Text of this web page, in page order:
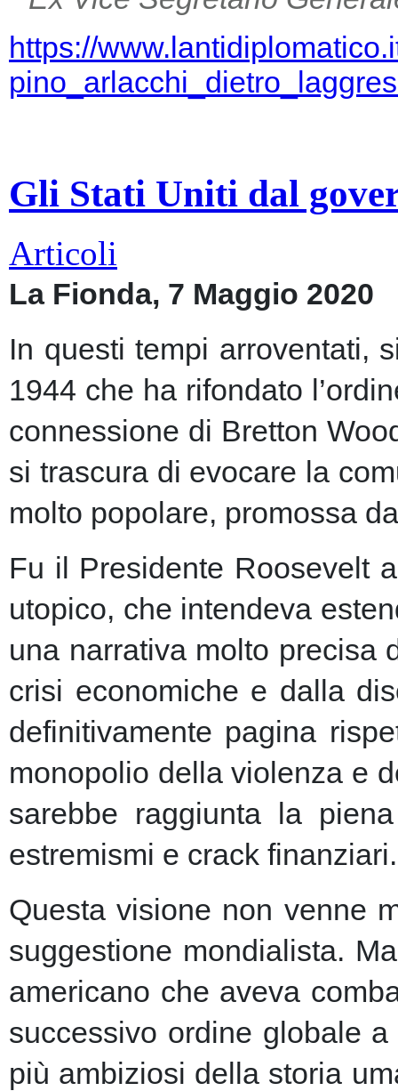
https://
Gli Stati Uniti dal
Articoli
La Fionda, 7 Maggio 2020
In questi tempi arroventati,
1944 che ha rifondato
connessione di Bretton
si trascura di evocare la
molto popolare, promossa
Fu il Presidente Roosevelt
utopico, che intendeva
una narrativa molto precisa
crisi economiche e dalla
definitivamente pagina
monopolio della violenza e
sarebbe raggiunta la
estremismi e crack finanziari.
Questa visione non venne
suggestione mondialista.
americano che aveva
successivo ordine globale
più ambiziosi della storia